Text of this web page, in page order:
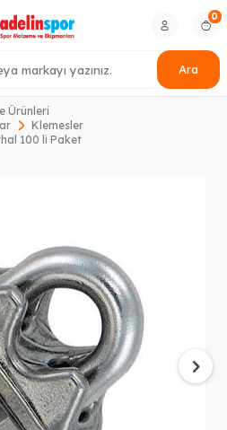
Ara
0
Ürünleri
Klemesler
100 li Paket